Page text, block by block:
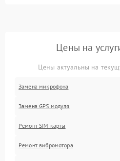
Цены на
Цены актуальны на
Замена микрофона
Замена GPS модуля
Ремонт SIM-карты
Ремонт вибромотора